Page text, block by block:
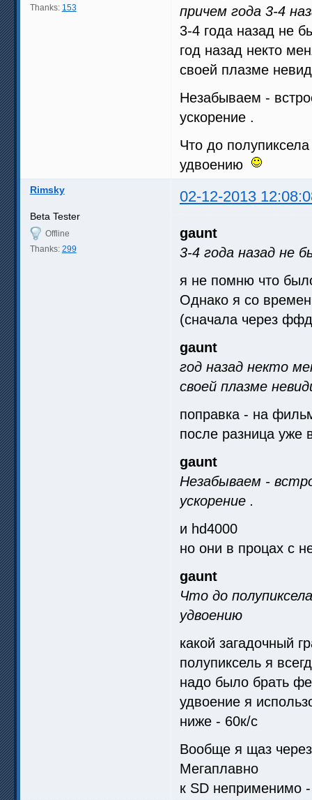
Thanks: 153
причем года 3-4
3-4 года назад не
год назад некто
своей плазме
Незабываем -
ускорение .
Что до
удвоению
Rimsky 02-12-2013
Beta Tester
Offline
Thanks: 299
gaunt
3-4 года назад не
я не помню что
Однако я со
(сначала через
gaunt
год назад некто
своей плазме
поправка - на
после разница уже
gaunt
Незабываем -
ускорение .
и hd4000
но они в процах с
gaunt
Что до
удвоению
какой загадочный
полупиксель я
надо было брать
удвоение я
ниже - 60к/с
Вообще я щаз
Мегаплавно
к SD неприменимо